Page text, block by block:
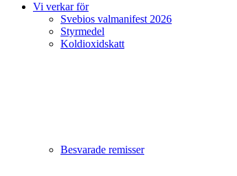
Vi verkar för
Svebios valmanifest 2026
Styrmedel
Koldioxidskatt
Besvarade remisser